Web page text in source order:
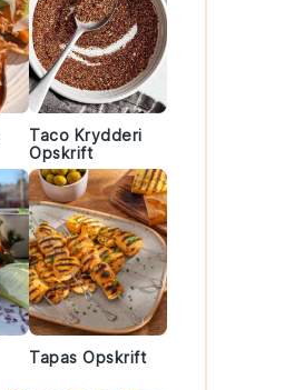
Taco Krydderi
Opskrift
Tapas Opskrift